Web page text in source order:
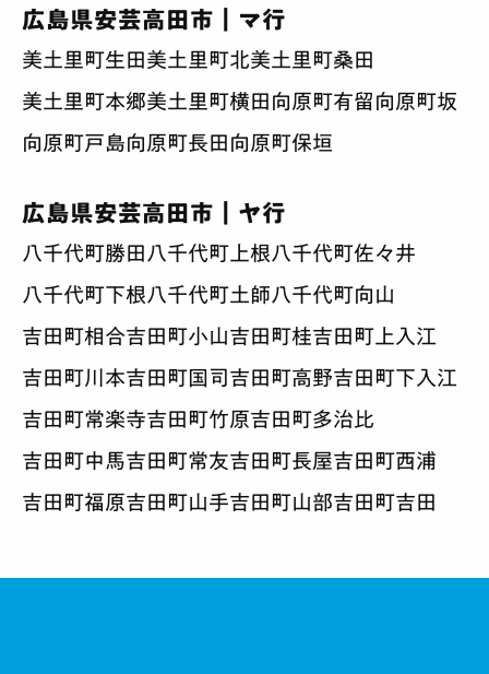
広島県安芸高田市｜マ行
美土里町生田美土里町北美土里町桑田
美土里町本郷美土里町横田 向原町有留 向原町坂
向原町戸島向原町長田 向原町保垣
広島県安芸高田市｜ヤ行
八千代町勝田 八千代町上根八千代町佐々井
八千代町下根八千代町土師八千代町向山
吉田町相合吉田町小山吉田町桂吉田町上入江
吉田町川本吉田町国司 吉田町高野吉田町下入江
吉田町常楽寺吉田町竹原吉田町多治比
吉田町中馬吉田町常友吉田町長屋吉田町西浦
吉田町福原吉田町山手吉田町山部吉田町吉田